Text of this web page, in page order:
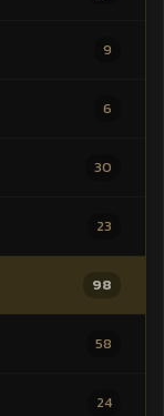
9
6
30
23
98
58
24